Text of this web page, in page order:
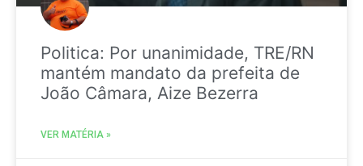
Politica: Por unanimidade, TRE/RN
mantém mandato da prefeita de
João Câmara, Aize Bezerra
VER MATÉRIA »